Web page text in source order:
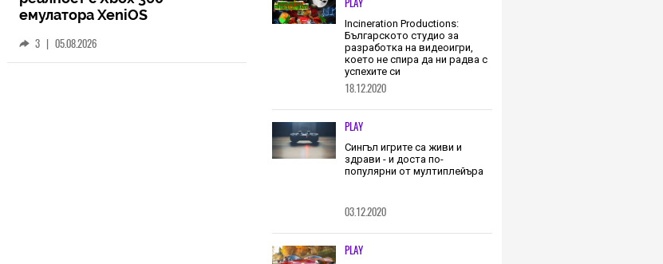
емулатора XeniOS
3 | 05.08.2026
PLAY
Incineration Productions:
Българското студио за
разработка на видеоигри,
което не спира да ни радва с
успехите си
18.12.2020
PLAY
Сингъл игрите са живи и
здрави - и доста по-
популярни от мултиплейъра
03.12.2020
PLAY